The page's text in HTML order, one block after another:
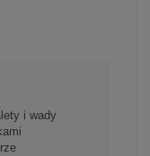
i wady